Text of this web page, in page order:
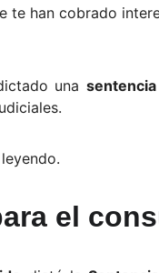
te han cobrado
una sentencia
el